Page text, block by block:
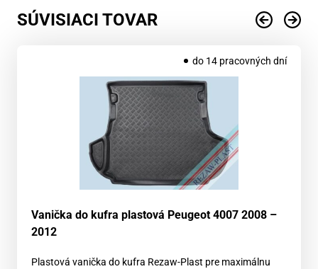
SÚVISIACI TOVAR
do 14 pracovných dní
Vanička do kufra plastová Peugeot 4007 2008 –
2012
Plastová vanička do kufra Rezaw-Plast pre maximálnu